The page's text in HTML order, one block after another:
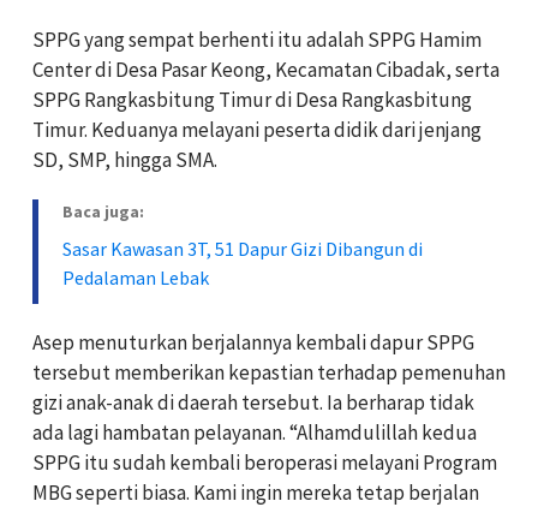
SPPG yang sempat berhenti itu adalah SPPG Hamim
Center di Desa Pasar Keong, Kecamatan Cibadak, serta
SPPG Rangkasbitung Timur di Desa Rangkasbitung
Timur. Keduanya melayani peserta didik dari jenjang
SD, SMP, hingga SMA.
Baca juga:
Sasar Kawasan 3T, 51 Dapur Gizi Dibangun di
Pedalaman Lebak
Asep menuturkan berjalannya kembali dapur SPPG
tersebut memberikan kepastian terhadap pemenuhan
gizi anak-anak di daerah tersebut. Ia berharap tidak
ada lagi hambatan pelayanan. “Alhamdulillah kedua
SPPG itu sudah kembali beroperasi melayani Program
MBG seperti biasa. Kami ingin mereka tetap berjalan